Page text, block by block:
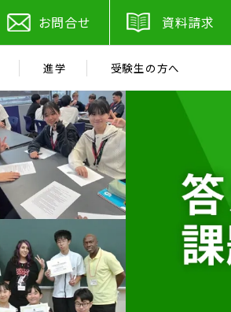
お問合せ 資料請求
進学 受験生の方へ